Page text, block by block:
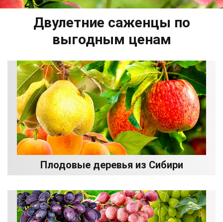
Двулетние саженцы по
выгодным ценам
Плодовые деревья из Сибири